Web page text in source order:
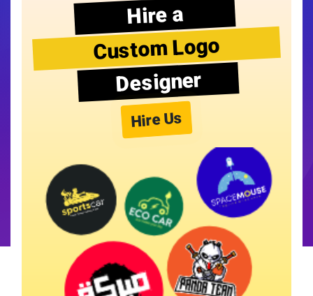
Hire a
Custom Logo
Designer
Hire Us